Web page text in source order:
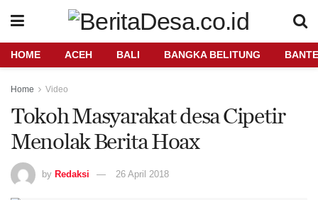
HOME ACEH BALI BANGKA BELITUNG
Home Video
Tokoh Masyarakat desa Cipetir
Menolak Berita Hoax
by Redaksi 26 April 2018